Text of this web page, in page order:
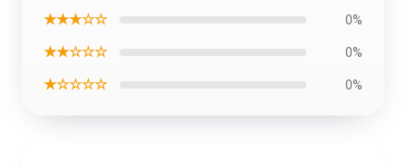
★★★☆☆ 0%
★★☆☆☆ 0%
★☆☆☆☆ 0%